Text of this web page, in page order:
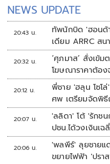
NEWS UPDATE
20:43 น.
ทัพนักบิด 'ฮอนด้
เดียม ARRC ส
20:32 น.
‘ศุภมาส’ สั่งเข้
โฆษณาราคาต้อง
20:12 น.
พี่ชาย 'ฮลุน โซโ
ศพ เตรียมจัดพิ
20:07 น.
'ลลิดา' โต้ 'รักช
ปชน.ได้วงเงินเ
20:06 น.
'พลพีร์' ลุยชายแ
ขยายไฟฟ้า 'ปรา